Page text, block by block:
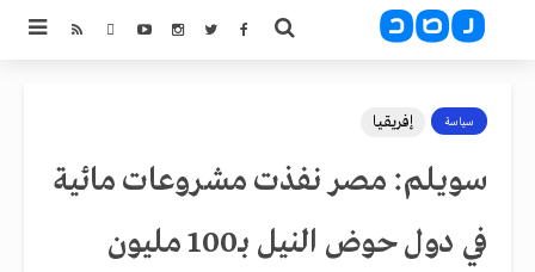
سياسة إفريقيا
سويلم: مصر نفذت مشروعات مائية
في دول حوض النيل بـ100 مليون